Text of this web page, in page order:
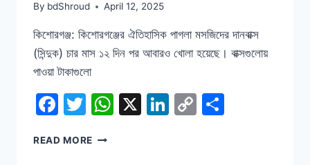
By bdShroud April 12, 2025
কিশোরগঞ্জ: কিশোরগঞ্জের ঐতিহাসিক পাগলা মসজিদের দানবাক্স
(সিন্দুক) চার মাস ১২ দিন পর আবারও খোলা হয়েছে। বাক্সগুলোয়
পাওয়া টাকাগুলো
Facebook
Twitter
WhatsApp
X LinkedIn
Copy
READ MORE পাগলা